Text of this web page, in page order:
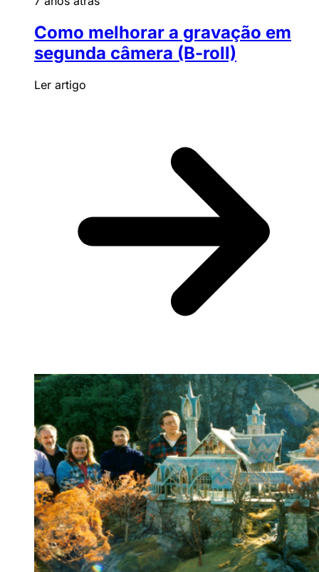
Como melhorar a gravação em
segunda câmera (B-roll)
Ler artigo